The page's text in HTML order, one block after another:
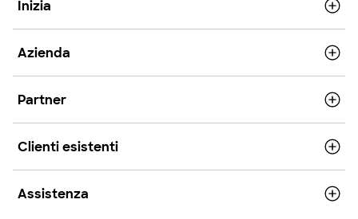
Inizia
Azienda
Partner
Clienti esistenti
Assistenza